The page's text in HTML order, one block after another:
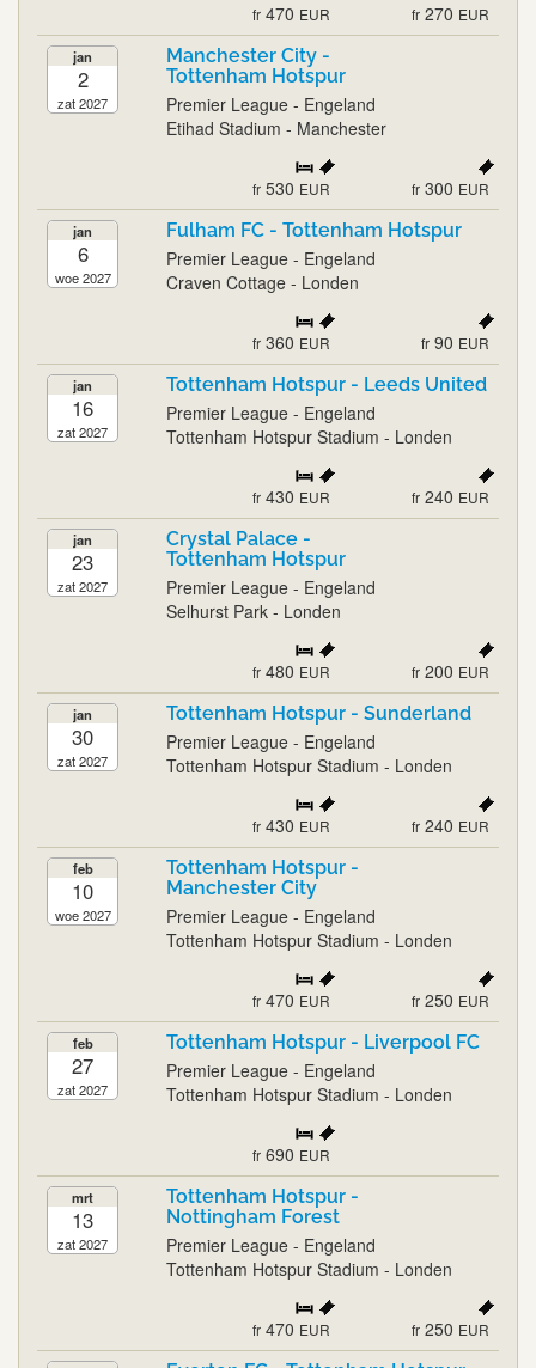
fr 470 EUR fr 270 EUR
jan
2
zat 2027
Manchester City -
Tottenham Hotspur
Premier League - Engeland
Etihad Stadium - Manchester
fr 530 EUR fr 300 EUR
jan
6
woe 2027
Fulham FC - Tottenham Hotspur
Premier League - Engeland
Craven Cottage - Londen
fr 360 EUR fr 90 EUR
jan
16
zat 2027
Tottenham Hotspur - Leeds United
Premier League - Engeland
Tottenham Hotspur Stadium - Londen
fr 430 EUR fr 240 EUR
jan
23
zat 2027
Crystal Palace -
Tottenham Hotspur
Premier League - Engeland
Selhurst Park - Londen
fr 480 EUR fr 200 EUR
jan
30
zat 2027
Tottenham Hotspur - Sunderland
Premier League - Engeland
Tottenham Hotspur Stadium - Londen
fr 430 EUR fr 240 EUR
feb
10
woe 2027
Tottenham Hotspur -
Manchester City
Premier League - Engeland
Tottenham Hotspur Stadium - Londen
fr 470 EUR fr 250 EUR
feb
27
zat 2027
Tottenham Hotspur - Liverpool FC
Premier League - Engeland
Tottenham Hotspur Stadium - Londen
fr 690 EUR
mrt
13
zat 2027
Tottenham Hotspur -
Nottingham Forest
Premier League - Engeland
Tottenham Hotspur Stadium - Londen
fr 470 EUR fr 250 EUR